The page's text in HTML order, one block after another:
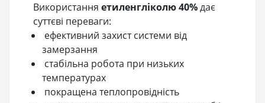
Використання етиленгліколю 40%дає
суттєві переваги:
ефективний захист системи від
замерзання
стабільна робота при низьких
температурах
покращена теплопровідність